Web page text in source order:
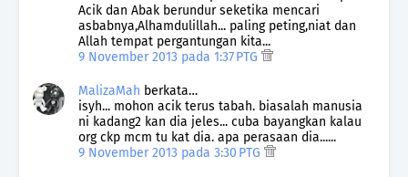
Acik dan Abak berundur seketika mencari
asbabnya,Alhamdulillah... paling peting,niat dan
Allah tempat pergantungan kita...
9 November 2013 pada 1:37 PTG
MalizaMah berkata…
isyh... mohon acik terus tabah. biasalah manusia
ni kadang2 kan dia jeles... cuba bayangkan kalau
org ckp mcm tu kat dia. apa perasaan dia......
9 November 2013 pada 3:30 PTG